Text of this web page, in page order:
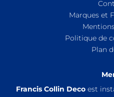
Marques et
Politique de
Plan
Francis Collin Deco est